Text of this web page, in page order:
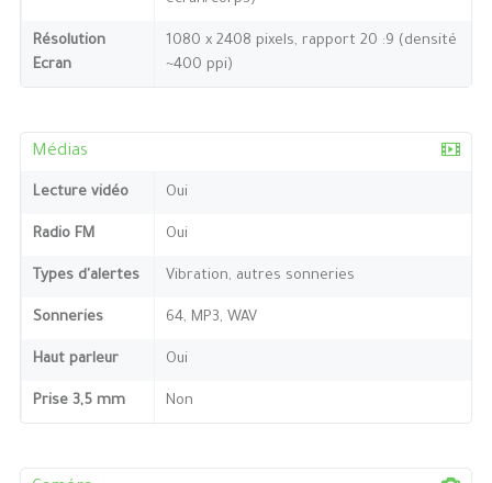
Résolution
Ecran
1080 x 2408 pixels, rapport 20 :9 (densité
~400 ppi)
Médias
Lecture vidéo Oui
Radio FM Oui
Types d'alertes Vibration, autres sonneries
Sonneries 64, MP3, WAV
Haut parleur Oui
Prise 3,5 mm Non